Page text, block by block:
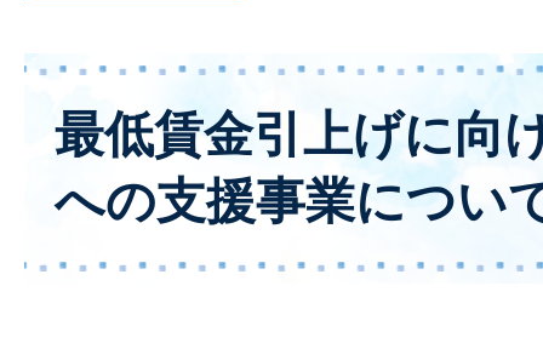
最低賃金引上げに向
への支援事業につい